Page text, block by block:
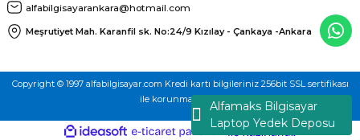
Alfamaks Bilgisayar
Laptop Yedek Deposu
alfabilgisayarankara@hotmail.com
Meşrutiyet Mah. Karanfil sk. No:24/9 Kızılay - Çankaya -Ankara
Copyright © 1997 alfabilgisayar.com Kredi kartı bilgileriniz 256bit SSL sertifikası
ile korunmaktadır.
ideasoft